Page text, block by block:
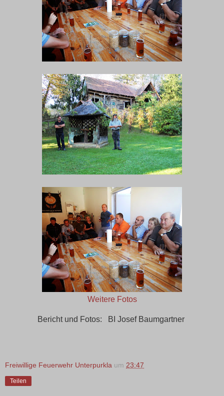
Weitere Fotos
Bericht und Fotos: BI Josef Baumgartner
Freiwillige Feuerwehr Unterpurkla um 23:47
Teilen